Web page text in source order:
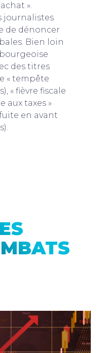
».
journalistes
de dénoncer
Bien loin
des titres
« tempête
« fièvre fiscale
aux taxes »
en avant